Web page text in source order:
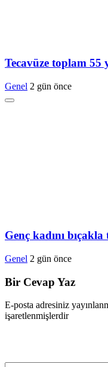
Tecavüze toplam 55
Genel 2 gün önce
Genç kadını
Genel 2 gün önce
Bir Cevap Yaz
E-posta adresiniz
işaretlenmişlerdir